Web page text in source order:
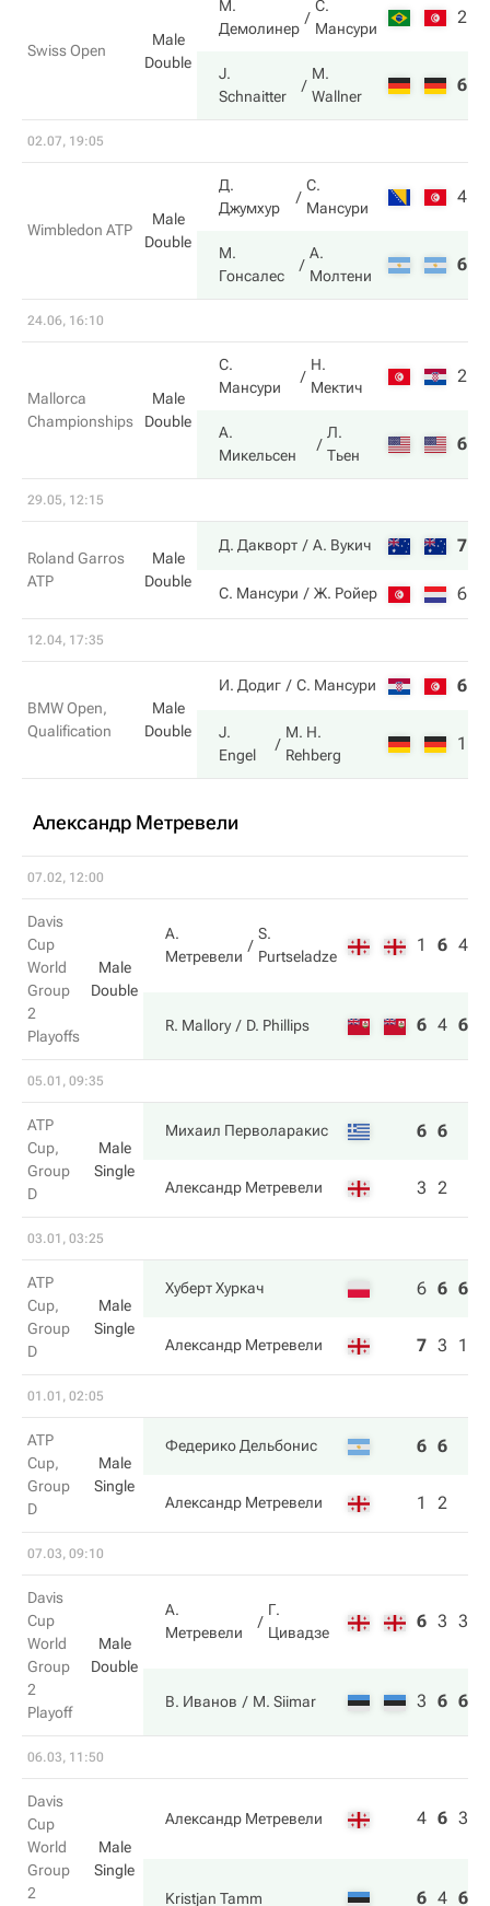
Swiss Open
Male
Double
М.
Демолинер
С.
Мансури
2
J.
Schnaitter
M.
Wallner
6
02.07, 19:05
Wimbledon ATP
Male
Double
Д.
Джумхур
С.
Мансури
4
М.
Гонсалес
А.
Молтени
6
24.06, 16:10
Mallorca
Championships
Male
Double
С.
Мансури
Н.
Мектич
2
А.
Микельсен
Л.
Тьен
6
29.05, 12:15
Roland Garros
ATP
Male
Double
Д. Дакворт А. Вукич 7
С. Мансури Ж. Ройер 6
12.04, 17:35
BMW Open,
Qualification
Male
Double
И. Додиг С. Мансури 6
J.
Engel
M. H.
Rehberg
1
Александр Метревели
07.02, 12:00
Davis
Cup
World
Group
2
Playoffs
Male
Double
А.
Метревели
S.
Purtseladze
1 6 4
R. Mallory D. Phillips 6 4 6
05.01, 09:35
ATP
Cup,
Group
D
Male
Single
Михаил Перволаракис 6 6
Александр Метревели 3 2
03.01, 03:25
ATP
Cup,
Group
D
Male
Single
Хуберт Хуркач 6 6 6
Александр Метревели 7 3 1
01.01, 02:05
ATP
Cup,
Group
D
Male
Single
Федерико Дельбонис 6 6
Александр Метревели 1 2
07.03, 09:10
Davis
Cup
World
Group
2
Playoff
Male
Double
А.
Метревели
Г.
Цивадзе
6 3 3
В. Иванов M. Siimar 3 6 6
06.03, 11:50
Davis
Cup
World
Group
2
Male
Single
Александр Метревели 4 6 3
Kristjan Tamm 6 4 6